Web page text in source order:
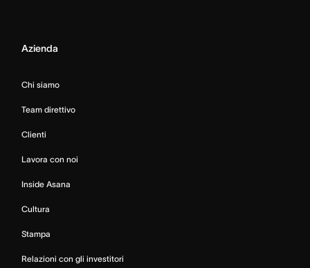
Azienda
Chi siamo
Team direttivo
Clienti
Lavora con noi
Inside Asana
Cultura
Stampa
Relazioni con gli investitori